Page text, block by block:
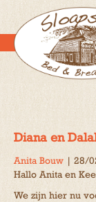
Diana en
Anita Bouw | 28/
Hallo Anita en
We zijn hier nu